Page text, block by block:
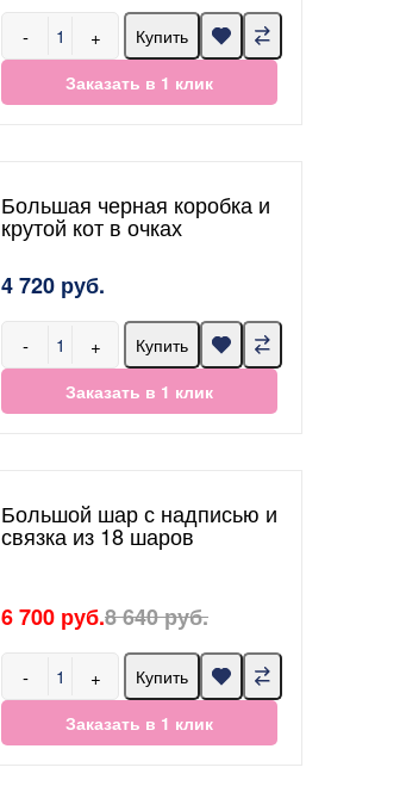
- +
Купить
Заказать в 1 клик
Большая черная коробка и
крутой кот в очках
4 720 руб.
- +
Купить
Заказать в 1 клик
Большой шар с надписью и
связка из 18 шаров
6 700 руб.8 640 руб.
- +
Купить
Заказать в 1 клик